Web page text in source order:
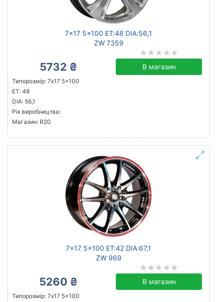
7x17 5x100 ET:48 DIA:56,1
ZW 7359
5732 ₴ В магазин
Типорозмір: 7x17 5x100
ET: 48
DIA: 56,1
Рік виробництва:
Магазин: R20
7x17 5x100 ET:42 DIA:67,1
ZW 969
5260 ₴ В магазин
Типорозмір: 7x17 5x100